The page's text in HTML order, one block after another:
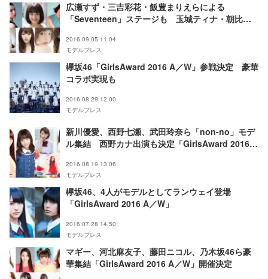
広瀬すず・三吉彩花・飯豊まりえらによる
「Seventeen」ステージも 玉城ティナ・朝比奈
2016.09.05 11:04
モデルプレス
欅坂46「GirlsAward 2016 A／W」参戦決定 豪華
コラボ実現も
2016.08.29 12:00
モデルプレス
新川優愛、西野七瀬、武田玲奈ら「non-no」モデ
ル集結 西野カナ出演も決定「GirlsAward 2016 A
2016.08.19 13:06
モデルプレス
欅坂46、4人がモデルとしてランウェイ登場
「GirlsAward 2016 A／W」
2016.07.28 14:50
モデルプレス
マギー、河北麻友子、藤田ニコル、乃木坂46ら豪
華集結「GirlsAward 2016 A／W」開催決定